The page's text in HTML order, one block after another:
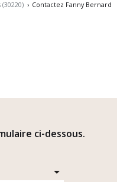
› Contactez Fanny Bernard
ci-dessous.